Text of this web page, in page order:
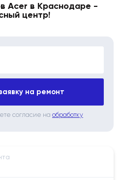
Acer в Краснодаре -
центр!
на ремонт
согласие на обработку